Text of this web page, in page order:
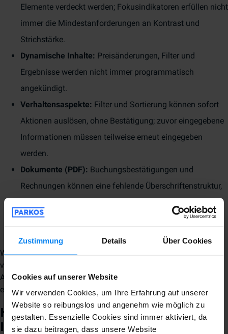
Zustimmung Details Über Cookies
Cookies auf unserer Website
Wir verwenden Cookies, um Ihre Erfahrung auf unserer
Website so reibungslos und angenehm wie möglich zu
gestalten. Essenzielle Cookies sind immer aktiviert, da
sie dazu beitragen, dass unsere Website
Elemente verdeckt werden; Fokusindikatoren erfüllen nicht
immer die Mindestanforderungen an Kontrast und
Strichstärke.
Dynamische Inhalte: Preisänderungen, Filter und
Ergebnisse werden nicht immer programmatisch
angekündigt.
Verhaltensaspekte: Filter und Sortierung können sofort
Aktionen auslösen, ohne Bestätigung; zuvor eingegebene
Informationen müssen teilweise erneut eingegeben
werden.
Dokumente (PDF): Buchungsbestätigungen und
Rechnungen können eine fehlende Überschriftenstruktur,
Tabellenmarkups aufweisen.
Wir arbeiten daran, diese Probleme zu beheben, um die
vollständige WCAG-2.2-AA-Konformität zu erreichen und die
Anforderungen des European Accessibility Act (EAA) zu
erfüllen.
Hilfe beim Zugriff auf
Informationen